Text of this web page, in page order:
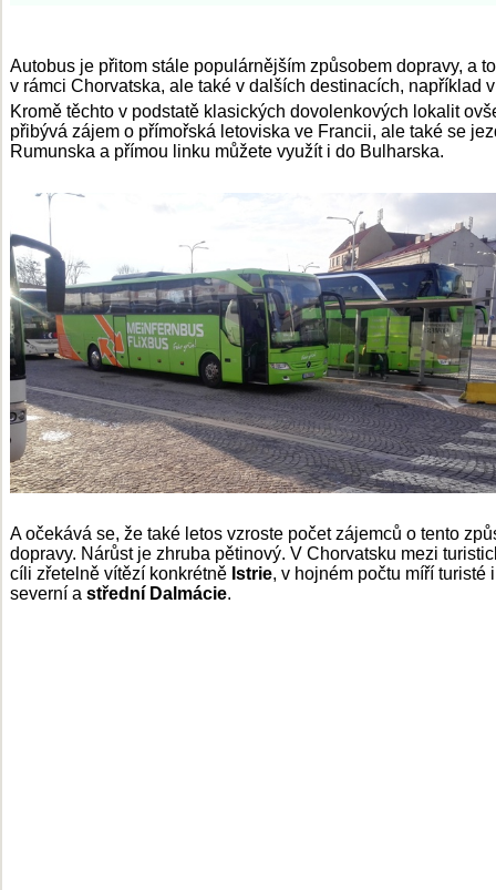
Autobus je přitom stále populárnějším způsobem dopravy, a
v rámci Chorvatska, ale také v dalších destinacích, například
Kromě těchto v podstatě klasických dovolenkových lokalit
přibývá zájem o přímořská letoviska ve Francii, ale také se
Rumunska a přímou linku můžete využít i do Bulharska.
A očekává se, že také letos vzroste počet zájemců o tento
dopravy. Nárůst je zhruba pětinový. V Chorvatsku mezi
cíli zřetelně vítězí konkrétně Istrie, v hojném počtu míří turisté
severní a střední Dalmácie.